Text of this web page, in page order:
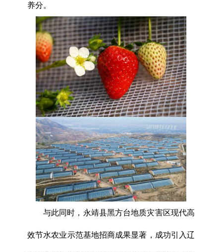
养分。
与此同时，永靖县黑方台地质灾害区现代高
效节水农业示范基地招商成果显著，成功引入辽